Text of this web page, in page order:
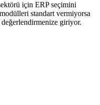
için ERP seçimini
standart vermiyorsa
giriyor.